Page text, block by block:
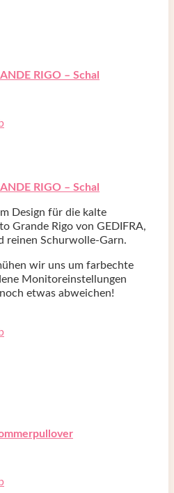
RIGO – Schal
RIGO – Schal
Design für die kalte
Grande Rigo von GEDIFRA,
reinen Schurwolle-Garn.
wir uns um farbechte
Monitoreinstellungen
etwas abweichen!